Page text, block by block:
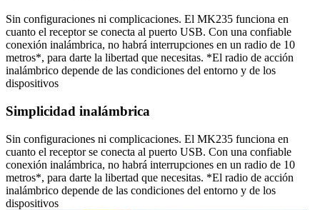
Sin configuraciones ni complicaciones. El MK235 funciona en
cuanto el receptor se conecta al puerto USB. Con una confiable
conexión inalámbrica, no habrá interrupciones en un radio de 10
metros*, para darte la libertad que necesitas. *El radio de acción
inalámbrico depende de las condiciones del entorno y de los
dispositivos
Simplicidad inalámbrica
Sin configuraciones ni complicaciones. El MK235 funciona en
cuanto el receptor se conecta al puerto USB. Con una confiable
conexión inalámbrica, no habrá interrupciones en un radio de 10
metros*, para darte la libertad que necesitas. *El radio de acción
inalámbrico depende de las condiciones del entorno y de los
dispositivos